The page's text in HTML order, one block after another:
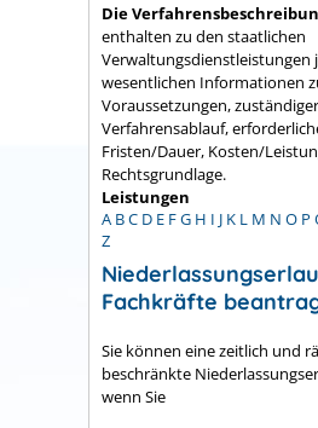
Die
enthalten zu den staatlichen
Verwaltungsdienstleistungen
wesentlichen Informationen
Voraussetzungen,
Verfahrensablauf,
Fristen/Dauer, Kosten/
Rechtsgrundlage.
Leistungen
A BC D E FG H I J K L M N O P
Z
Fachkräfte
Sie können eine zeitlich und
beschränkte
wenn Sie